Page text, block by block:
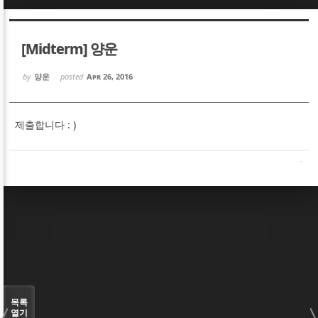
[Midterm] 양운
by 양운 posted Apr 26, 2016
제출합니다 : )
목록
열기
Sketchbook5, 스케치북5
Sketchbook5, 스케치북5
Sketchbook5, 스케치북5
Sketchbook5, 스케치북5